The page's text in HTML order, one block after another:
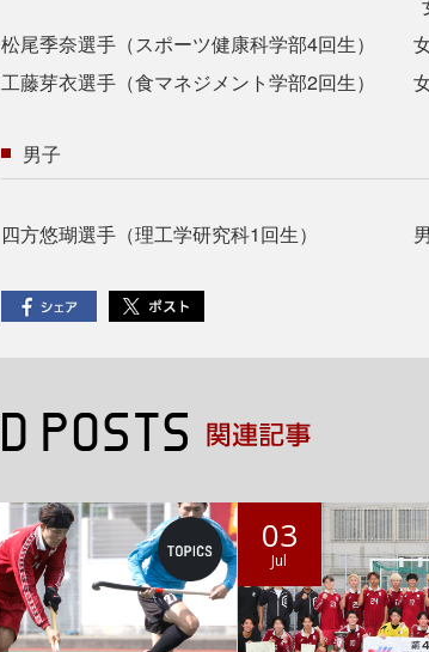
松尾季奈選手（スポーツ健康科学部4回生）
工藤芽衣選手（食マネジメント学部2回生）
男子
四方悠瑚選手（理工学研究科1回生） 男
03
Jul